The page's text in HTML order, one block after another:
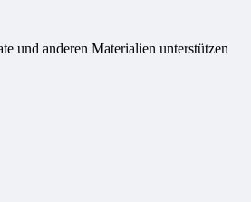
und anderen Materialien unterstützen